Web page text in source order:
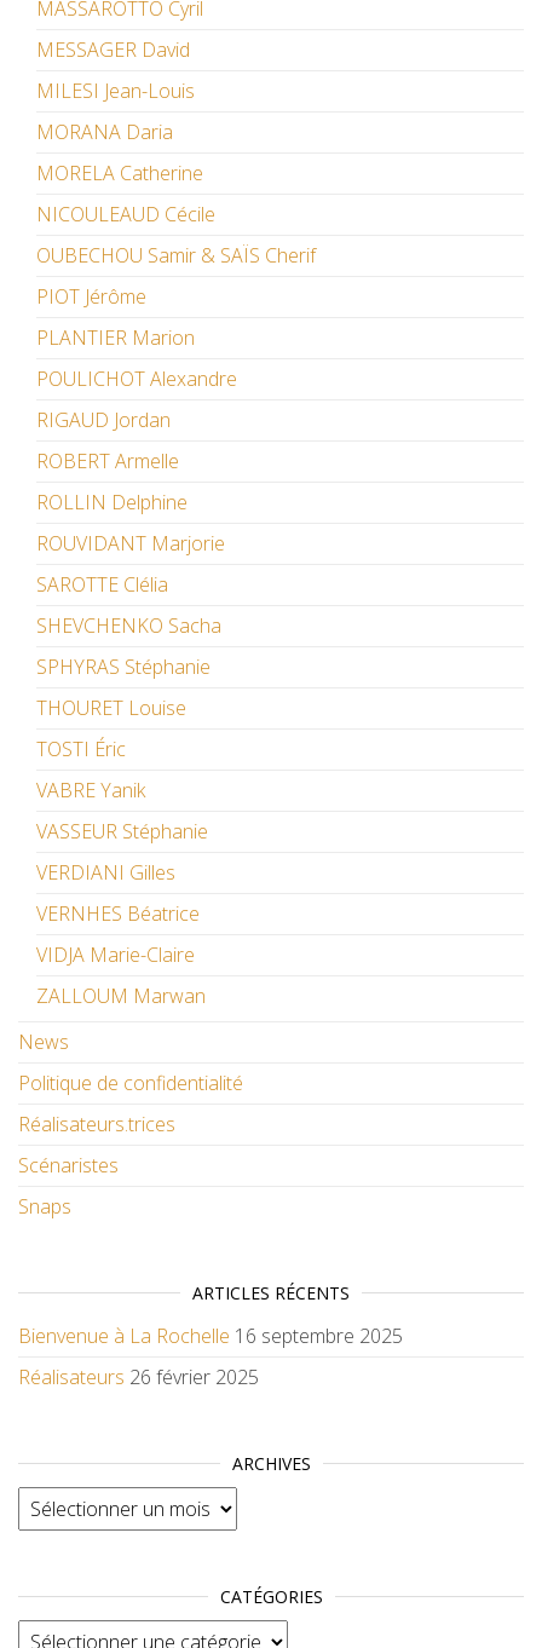
MASSAROTTO Cyril
MESSAGER David
MILESI Jean-Louis
MORANA Daria
MORELA Catherine
NICOULEAUD Cécile
OUBECHOU Samir & SAÏS Cherif
PIOT Jérôme
PLANTIER Marion
POULICHOT Alexandre
RIGAUD Jordan
ROBERT Armelle
ROLLIN Delphine
ROUVIDANT Marjorie
SAROTTE Clélia
SHEVCHENKO Sacha
SPHYRAS Stéphanie
THOURET Louise
TOSTI Éric
VABRE Yanik
VASSEUR Stéphanie
VERDIANI Gilles
VERNHES Béatrice
VIDJA Marie-Claire
ZALLOUM Marwan
News
Politique de confidentialité
Réalisateurs.trices
Scénaristes
Snaps
ARTICLES RÉCENTS
Bienvenue à La Rochelle 16 septembre 2025
Réalisateurs 26 février 2025
ARCHIVES
Archives
CATÉGORIES
Catégories